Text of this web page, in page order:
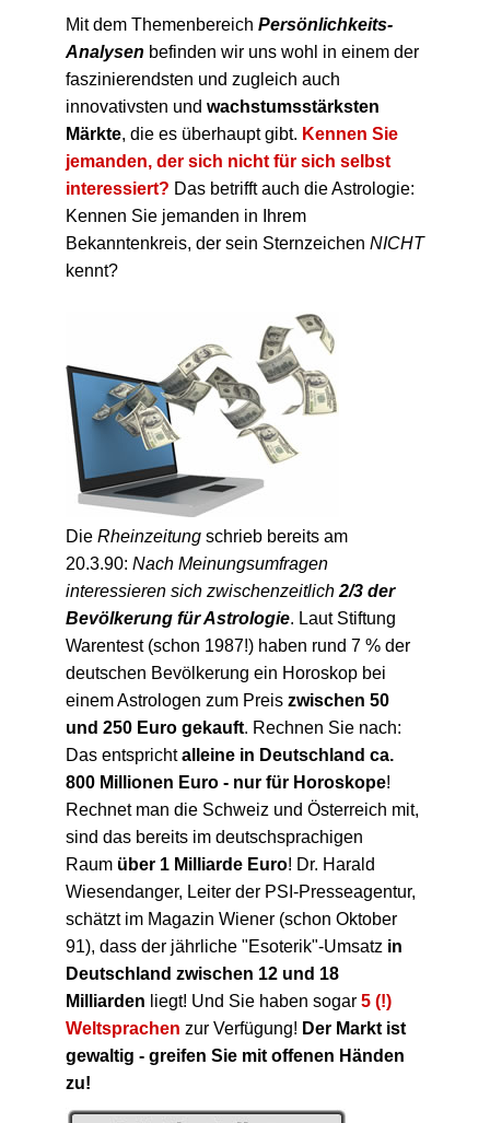
Mit dem Themenbereich Persönlichkeits-
Analysen befinden wir uns wohl in einem der
faszinierendsten und zugleich auch
innovativsten und wachstumsstärksten
Märkte, die es überhaupt gibt. Kennen Sie
jemanden, der sich nicht für sich selbst
interessiert? Das betrifft auch die Astrologie:
Kennen Sie jemanden in Ihrem
Bekanntenkreis, der sein Sternzeichen NICHT
kennt?
Die Rheinzeitung schrieb bereits am
20.3.90: Nach Meinungsumfragen
interessieren sich zwischenzeitlich 2/3 der
Bevölkerung für Astrologie. Laut Stiftung
Warentest (schon 1987!) haben rund 7 % der
deutschen Bevölkerung ein Horoskop bei
einem Astrologen zum Preis zwischen 50
und 250 Euro gekauft. Rechnen Sie nach:
Das entsprichtalleine in Deutschland ca.
800 Millionen Euro - nur für Horoskope!
Rechnet man die Schweiz und Österreich mit,
sind das bereits im deutschsprachigen
Raum über 1 Milliarde Euro! Dr. Harald
Wiesendanger, Leiter der PSI-Presseagentur,
schätzt im Magazin Wiener (schon Oktober
91), dass der jährliche "Esoterik"-Umsatz in
Deutschland zwischen 12 und 18
Milliarden liegt! Und Sie haben sogar 5 (!)
Weltsprachen zur Verfügung! Der Markt ist
gewaltig - greifen Sie mit offenen Händen
zu!